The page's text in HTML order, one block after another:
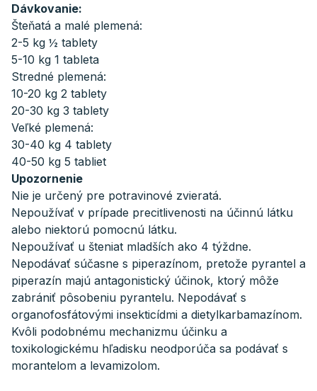
Dávkovanie:
Šteňatá a malé plemená:
2-5 kg ½ tablety
5-10 kg 1 tableta
Stredné plemená:
10-20 kg 2 tablety
20-30 kg 3 tablety
Veľké plemená:
30-40 kg 4 tablety
40-50 kg 5 tabliet
Upozornenie
Nie je určený pre potravinové zvieratá.
Nepoužívať v prípade precitlivenosti na účinnú látku
alebo niektorú pomocnú látku.
Nepoužívať u šteniat mladších ako 4 týždne.
Nepodávať súčasne s piperazínom, pretože pyrantel a
piperazín majú antagonistický účinok, ktorý môže
zabrániť pôsobeniu pyrantelu. Nepodávať s
organofosfátovými insekticídmi a dietylkarbamazínom.
Kvôli podobnému mechanizmu účinku a
toxikologickému hľadisku neodporúča sa podávať s
morantelom a levamizolom.